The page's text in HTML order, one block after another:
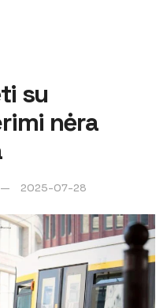
su
nėra
2025-07-28